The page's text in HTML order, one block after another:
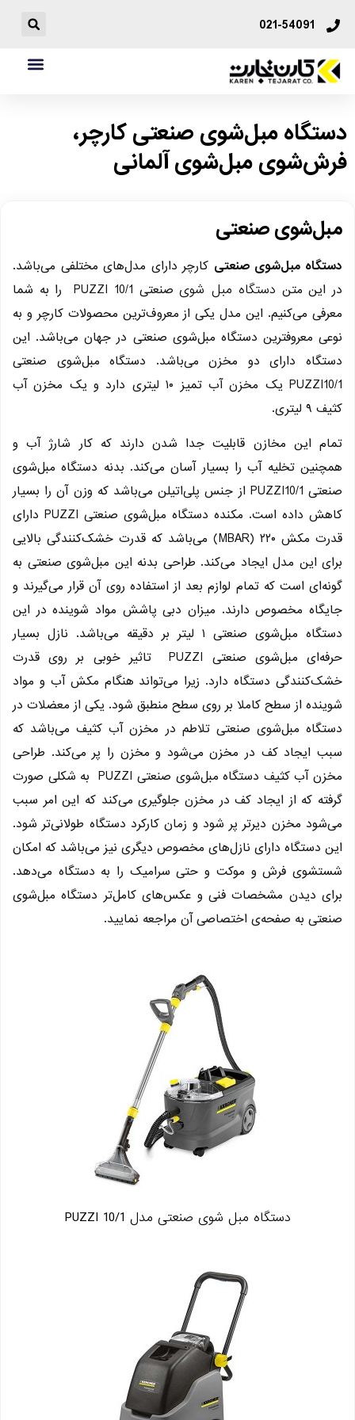
021-54091
دستگاه مبل‌شوی صنعتی کارچر،
فرش‌شوی مبل‌شوی آلمانی
مبل‌شوی صنعتی
دستگاه مبل‌شوی صنعتی کارچر دارای مدل‌های مختلفی می‌باشد.
در این متن دستگاه مبل‌ شوی
صنعتی PUZZI 10/1 را به شما
معرفی می‌کنیم. این مدل یکی از معروف‌ترین محصولات کارچر و به
نوعی معروفترین دستگاه مبل‌شوی صنعتی در جهان می‌باشد. این
دستگاه دارای دو مخزن می‌باشد. دستگاه مبل‌شوی صنعتی
PUZZI10/1 یک مخزن آب تمیز ۱۰ لیتری دارد و یک مخزن آب
کثیف ۹ لیتری.
تمام این مخازن قابلیت جدا شدن دارند که کار شارژ آب و
همچنین تخلیه آب را بسیار آسان می‌کند. بدنه دستگاه مبل‌شوی
صنعتی PUZZI10/1 از جنس پلی‌اتیلن می‌باشد که وزن آن را بسیار
کاهش داده است. مکنده دستگاه مبل‌‌شوی صنعتی PUZZI دارای
قدرت مکش ۲۲۰ (MBAR) می‌باشد که قدرت خشک‌کنندگی بالایی
برای این مدل ایجاد می‌کند. طراحی بدنه این مبل‌شوی صنعتی به
گونه‌ای است که تمام لوازم بعد از استفاده روی آن قرار می‌گیرند و
جایگاه مخصوص دارند. میزان دبی پاشش مواد شوینده در این
دستگاه مبل‌شوی صنعتی ۱ لیتر بر دقیقه می‌باشد. نازل بسیار
حرفه‌ای مبل‌شوی صنعتی PUZZI تاثیر خوبی بر روی قدرت
خشک‌کنندگی دستگاه دارد. زیرا می‌تواند هنگام مکش آب و مواد
شوینده از سطح کاملا بر روی سطح منطبق شود. یکی از معضلات در
دستگاه مبل‌شوی صنعتی تلاطم در مخزن آب کثیف می‌باشد که
سبب ایجاد کف در مخزن می‌شود و مخزن را پر می‌کند. طراحی
مخزن آب کثیف دستگاه مبل‌شوی صنعتی PUZZI به شکلی صورت
گرفته که از ایجاد کف در مخزن جلوگیری می‌کند که این امر سبب
می‌شود مخزن دیرتر پر شود و زمان کارکرد دستگاه طولانی‌تر شود.
این دستگاه دارای نازل‌های مخصوص دیگری نیز می‌باشد که امکان
شستشوی فرش و موکت و حتی سرامیک را به دستگاه می‌دهد.
برای دیدن مشخصات فنی و عکس‌های کامل‌تر دستگاه مبل‌شوی
صنعتی به صفحه‌ی اختصاصی آن مراجعه نمایید.
دستگاه مبل شوی صنعتی مدل PUZZI 10/1